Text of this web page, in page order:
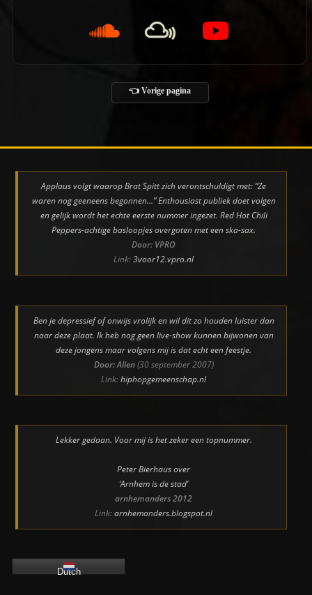
👈 Vorige pagina
Applaus volgt waarop Brat Spitt zich verontschuldigt met: “Ze
waren nog geeneens begonnen…” Enthousiast publiek doet volgen
en gelijk wordt het echte eerste nummer ingezet. Red Hot Chili
Peppers-achtige basloopjes overgoten met een ska-sax.
Door: VPRO
Link:3voor12.vpro.nl
Ben je depressief of onwijs vrolijk en wil dit zo houden luister dan
naar deze plaat. Ik heb nog geen live-show kunnen bijwonen van
deze jongens maar volgens mij is dat echt een feestje.
Door: Alien(30 september 2007)
Link:hiphopgemeenschap.nl
Lekker gedaan. Voor mij is het zeker een topnummer.
Peter Bierhaus over
‘Arnhem is de stad’
arnhemanders 2012
Link:arnhemanders.blogspot.nl
Dutch